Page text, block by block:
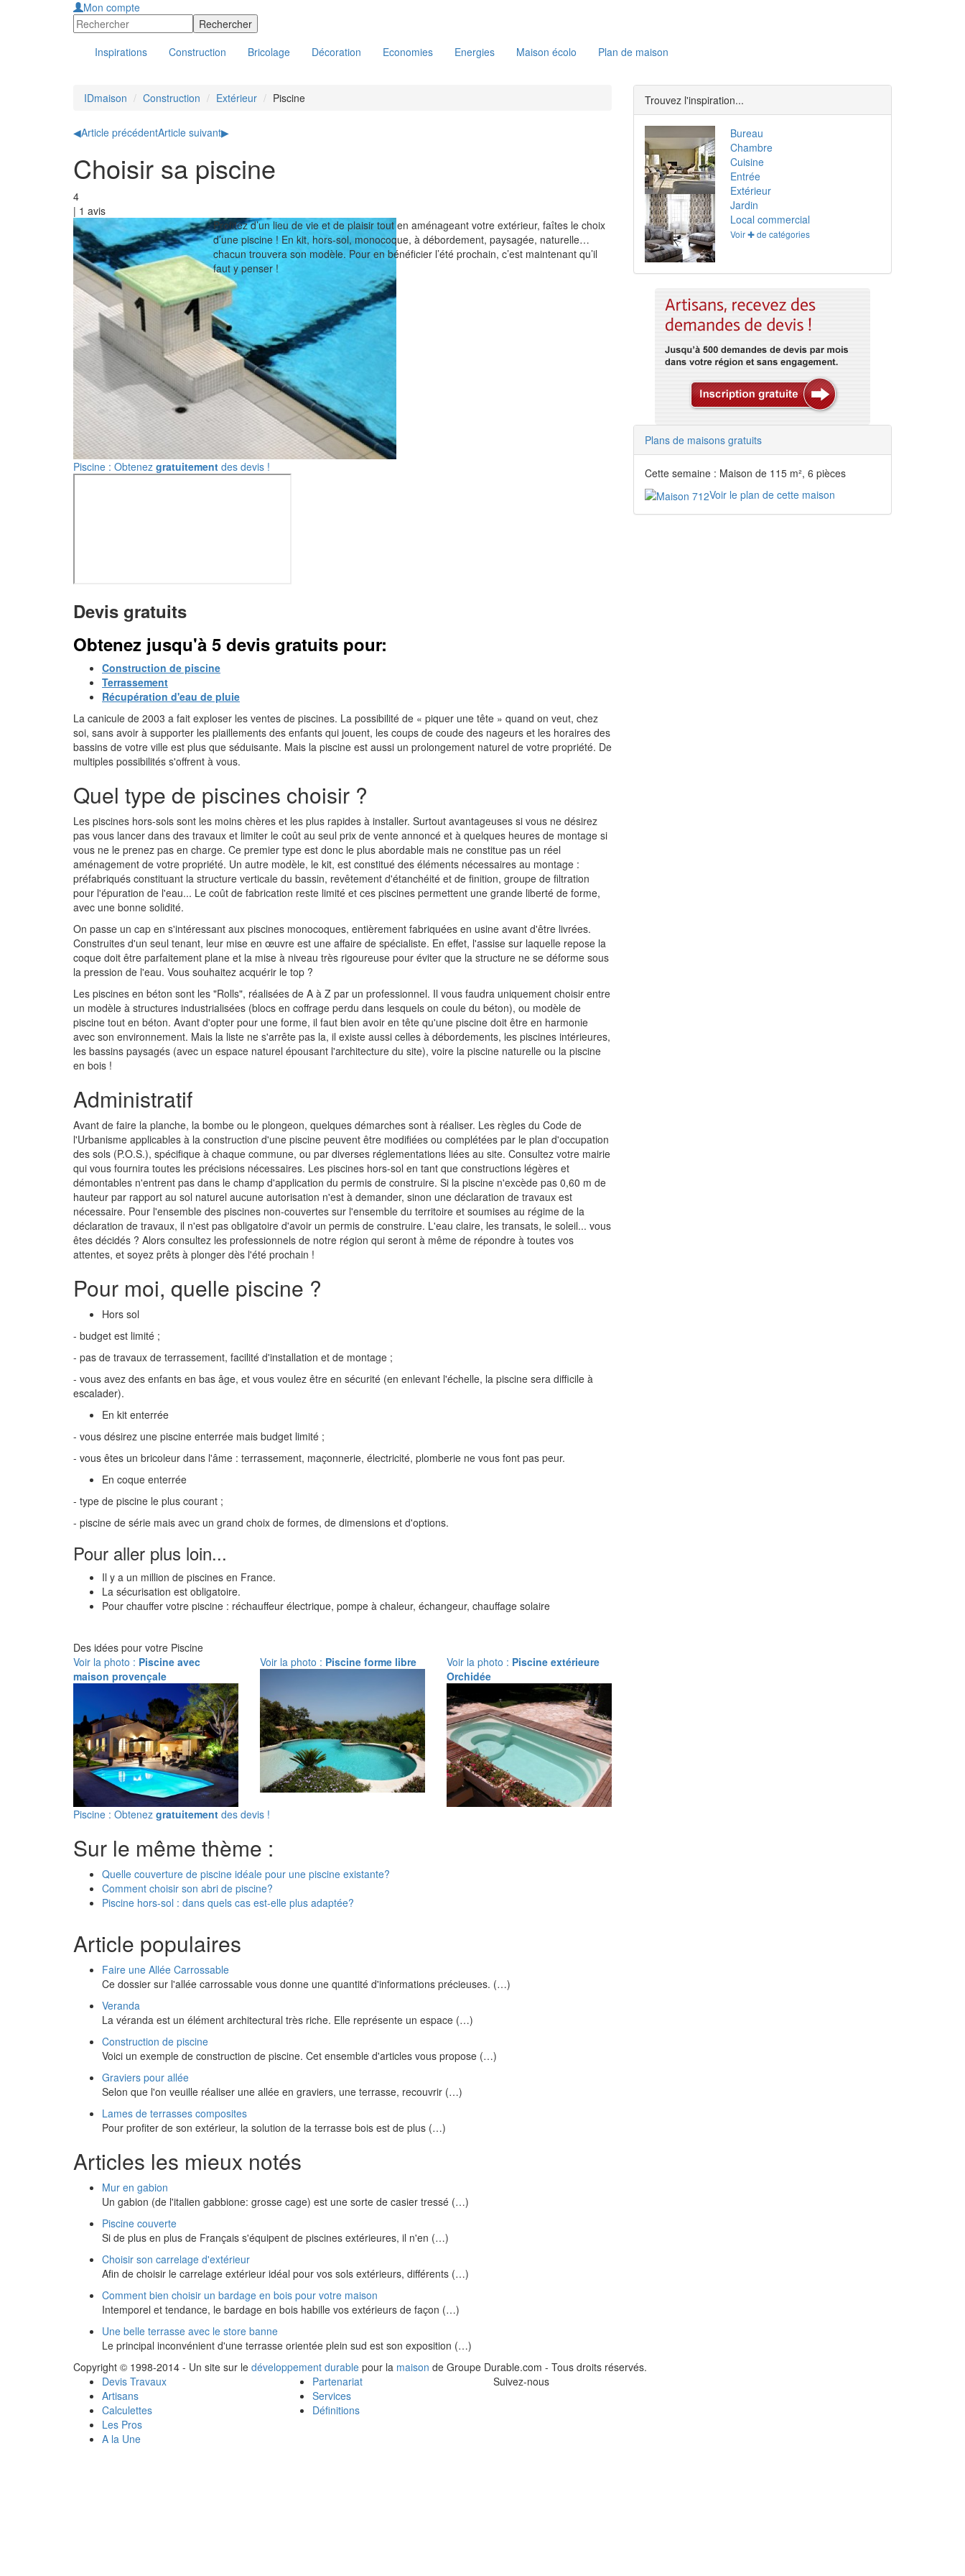
Mon compte
Inspirations Construction Bricolage Décoration Economies Energies Maison écolo Plan de maison
IDmaison Construction Extérieur Piscine
◀Article précédentArticle suivant▶
Choisir sa piscine
4
| 1 avis
Profitez d’un lieu de vie et de plaisir tout en aménageant votre extérieur, faîtes le choix
d’une piscine ! En kit, hors-sol, monocoque, à débordement, paysagée, naturelle…
chacun trouvera son modèle. Pour en bénéficier l’été prochain, c’est maintenant qu’il
faut y penser !
Piscine : Obtenez gratuitement des devis !
Devis gratuits
Obtenez jusqu'à 5 devis gratuits pour:
Construction de piscine
Terrassement
Récupération d'eau de pluie
La canicule de 2003 a fait exploser les ventes de piscines. La possibilité de « piquer une tête » quand on veut, chez
soi, sans avoir à supporter les piaillements des enfants qui jouent, les coups de coude des nageurs et les horaires des
bassins de votre ville est plus que séduisante. Mais la piscine est aussi un prolongement naturel de votre propriété. De
multiples possibilités s'offrent à vous.
Quel type de piscines choisir ?
Les piscines hors-sols sont les moins chères et les plus rapides à installer. Surtout avantageuses si vous ne désirez
pas vous lancer dans des travaux et limiter le coût au seul prix de vente annoncé et à quelques heures de montage si
vous ne le prenez pas en charge. Ce premier type est donc le plus abordable mais ne constitue pas un réel
aménagement de votre propriété. Un autre modèle, le kit, est constitué des éléments nécessaires au montage :
préfabriqués constituant la structure verticale du bassin, revêtement d'étanchéité et de finition, groupe de filtration
pour l'épuration de l'eau... Le coût de fabrication reste limité et ces piscines permettent une grande liberté de forme,
avec une bonne solidité.
On passe un cap en s'intéressant aux piscines monocoques, entièrement fabriquées en usine avant d'être livrées.
Construites d'un seul tenant, leur mise en œuvre est une affaire de spécialiste. En effet, l'assise sur laquelle repose la
coque doit être parfaitement plane et la mise à niveau très rigoureuse pour éviter que la structure ne se déforme sous
la pression de l'eau. Vous souhaitez acquérir le top ?
Les piscines en béton sont les "Rolls", réalisées de A à Z par un professionnel. Il vous faudra uniquement choisir entre
un modèle à structures industrialisées (blocs en coffrage perdu dans lesquels on coule du béton), ou modèle de
piscine tout en béton. Avant d'opter pour une forme, il faut bien avoir en tête qu'une piscine doit être en harmonie
avec son environnement. Mais la liste ne s'arrête pas la, il existe aussi celles à débordements, les piscines intérieures,
les bassins paysagés (avec un espace naturel épousant l'architecture du site), voire la piscine naturelle ou la piscine
en bois !
Administratif
Avant de faire la planche, la bombe ou le plongeon, quelques démarches sont à réaliser. Les règles du Code de
l'Urbanisme applicables à la construction d'une piscine peuvent être modifiées ou complétées par le plan d'occupation
des sols (P.O.S.), spécifique à chaque commune, ou par diverses réglementations liées au site. Consultez votre mairie
qui vous fournira toutes les précisions nécessaires. Les piscines hors-sol en tant que constructions légères et
démontables n'entrent pas dans le champ d'application du permis de construire. Si la piscine n'excède pas 0,60 m de
hauteur par rapport au sol naturel aucune autorisation n'est à demander, sinon une déclaration de travaux est
nécessaire. Pour l'ensemble des piscines non-couvertes sur l'ensemble du territoire et soumises au régime de la
déclaration de travaux, il n'est pas obligatoire d'avoir un permis de construire. L'eau claire, les transats, le soleil... vous
êtes décidés ? Alors consultez les professionnels de notre région qui seront à même de répondre à toutes vos
attentes, et soyez prêts à plonger dès l'été prochain !
Pour moi, quelle piscine ?
Hors sol
- budget est limité ;
- pas de travaux de terrassement, facilité d'installation et de montage ;
- vous avez des enfants en bas âge, et vous voulez être en sécurité (en enlevant l'échelle, la piscine sera difficile à
escalader).
En kit enterrée
- vous désirez une piscine enterrée mais budget limité ;
- vous êtes un bricoleur dans l'âme : terrassement, maçonnerie, électricité, plomberie ne vous font pas peur.
En coque enterrée
- type de piscine le plus courant ;
- piscine de série mais avec un grand choix de formes, de dimensions et d'options.
Pour aller plus loin...
Il y a un million de piscines en France.
La sécurisation est obligatoire.
Pour chauffer votre piscine : réchauffeur électrique, pompe à chaleur, échangeur, chauffage solaire
Des idées pour votre Piscine
Voir la photo : Piscine avec
maison provençale
Voir la photo : Piscine forme libre Voir la photo : Piscine extérieure
Orchidée
Piscine : Obtenez gratuitement des devis !
Sur le même thème :
Quelle couverture de piscine idéale pour une piscine existante?
Comment choisir son abri de piscine?
Piscine hors-sol : dans quels cas est-elle plus adaptée?
Article populaires
Faire une Allée Carrossable
Ce dossier sur l'allée carrossable vous donne une quantité d'informations précieuses. (…)
Veranda
La véranda est un élément architectural très riche. Elle représente un espace (…)
Construction de piscine
Voici un exemple de construction de piscine. Cet ensemble d'articles vous propose (…)
Graviers pour allée
Selon que l'on veuille réaliser une allée en graviers, une terrasse, recouvrir (…)
Lames de terrasses composites
Pour profiter de son extérieur, la solution de la terrasse bois est de plus (…)
Articles les mieux notés
Mur en gabion
Un gabion (de l'italien gabbione: grosse cage) est une sorte de casier tressé (…)
Piscine couverte
Si de plus en plus de Français s'équipent de piscines extérieures, il n'en (…)
Choisir son carrelage d'extérieur
Afin de choisir le carrelage extérieur idéal pour vos sols extérieurs, différents (…)
Comment bien choisir un bardage en bois pour votre maison
Intemporel et tendance, le bardage en bois habille vos extérieurs de façon (…)
Une belle terrasse avec le store banne
Le principal inconvénient d'une terrasse orientée plein sud est son exposition (…)
Trouvez l'inspiration...
Bureau
Chambre
Cuisine
Entrée
Extérieur
Jardin
Local commercial
Voir ✚ de catégories
Plans de maisons gratuits
Cette semaine : Maison de 115 m², 6 pièces
Voir le plan de cette maison
Copyright © 1998-2014 - Un site sur le développement durable pour la maison de Groupe Durable.com - Tous droits réservés.
Devis Travaux
Artisans
Calculettes
Les Pros
A la Une
Partenariat
Services
Définitions
Suivez-nous